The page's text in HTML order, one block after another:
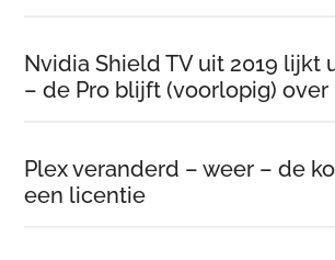
Nvidia Shield TV uit 2019 lijkt
– de Pro blijft (voorlopig) over
Plex veranderd – weer – de
een licentie